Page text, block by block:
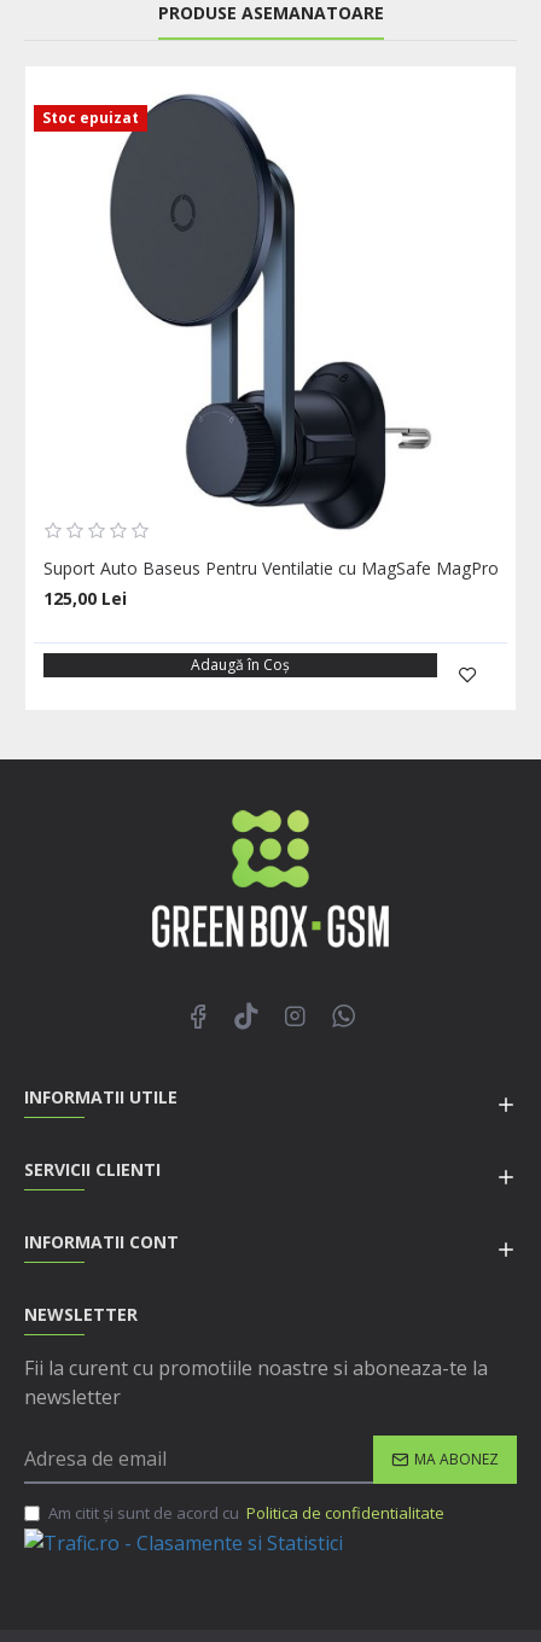
PRODUSE ASEMANATOARE
Stoc epuizat
Suport Auto Baseus Pentru Ventilatie cu MagSafe MagPro
125,00 Lei
Adaugă în Coş
INFORMATII UTILE
SERVICII CLIENTI
INFORMATII CONT
NEWSLETTER
Fii la curent cu promotiile noastre si aboneaza-te la
newsletter
MA ABONEZ
Am citit şi sunt de acord cu Politica de confidentialitate